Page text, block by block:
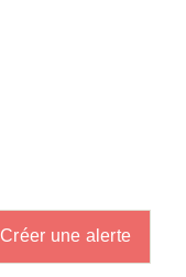
Créer une alerte